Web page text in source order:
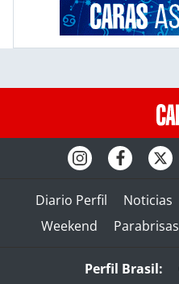
Diario Perfil Noticias
Weekend
Parabrisas
Perfil Brasil: